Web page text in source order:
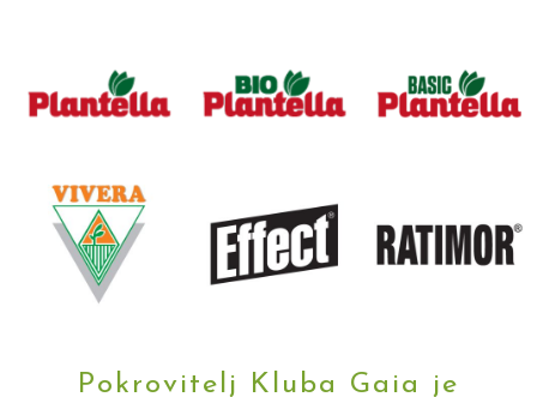
Pokrovitelj Kluba Gaia je